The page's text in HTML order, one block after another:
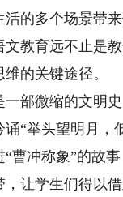
的多个场景带
教育远不止是
的关键途径。
微缩的文明史
“举头望明月，
“曹冲称象”的故
，让学生们得以